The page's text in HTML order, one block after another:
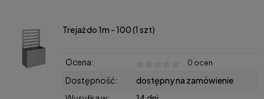
Trejaż do 1m - 100 (1 szt)
Ocena: 0 ocen
Dostępność:
dostępny na zamówienie